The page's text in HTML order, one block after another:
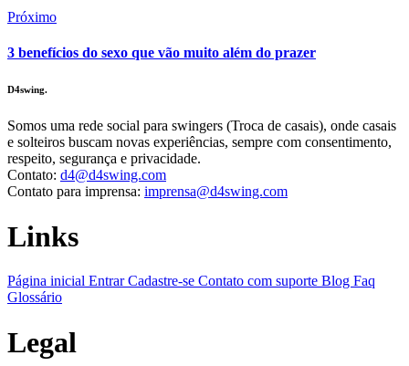
Próximo
3 benefícios do sexo que vão muito além do prazer
D4swing.
Somos uma rede social para swingers (Troca de casais), onde casais
e solteiros buscam novas experiências, sempre com consentimento,
respeito, segurança e privacidade.
Contato: d4@d4swing.com
Contato para imprensa: imprensa@d4swing.com
Links
Página inicial EntrarCadastre-se Contato com suporte Blog Faq
Glossário
Legal